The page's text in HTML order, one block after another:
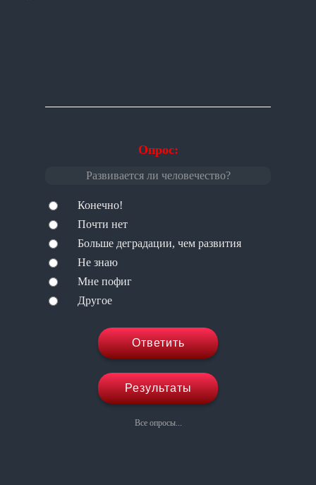
Опрос:
Развивается ли человечество?
Конечно!
Почти нет
Больше деградации, чем развития
Не знаю
Мне пофиг
Другое
Ответить
Результаты
Все опросы...